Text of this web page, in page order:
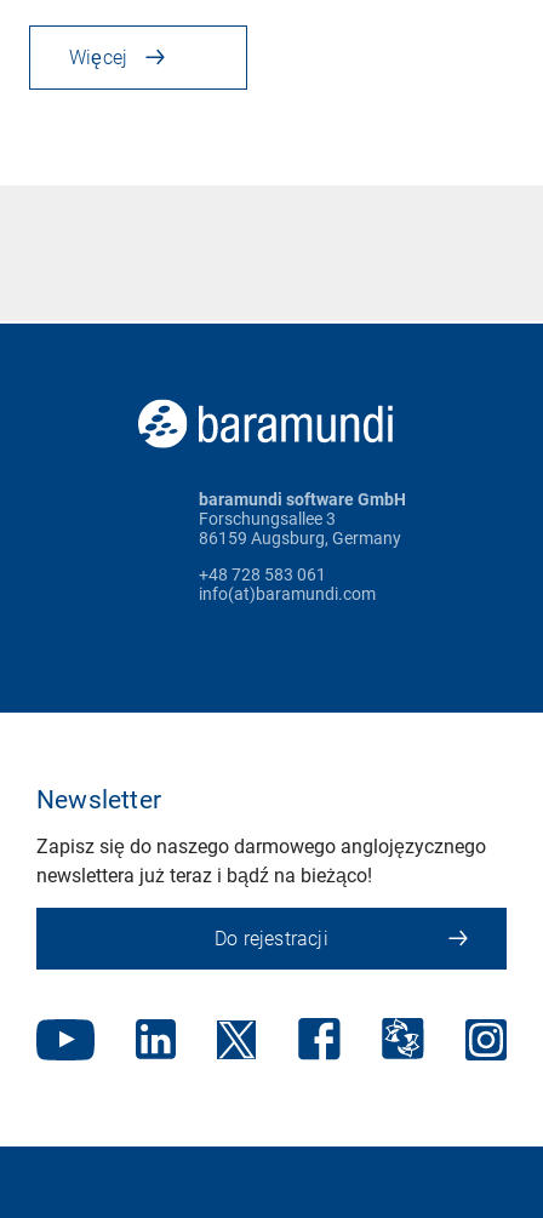
Więcej
baramundi software GmbH
Forschungsallee 3
86159 Augsburg, Germany
+48 728 583 061
info(at)baramundi.com
Newsletter
Zapisz się do naszego darmowego anglojęzycznego
newslettera już teraz i bądź na bieżąco!
Do rejestracji